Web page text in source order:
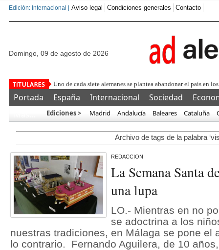
Edición: Internacional | Aviso legal Condiciones generales Contacto
domingo, 09 de agosto de 2026
La Unión Europea detect
Portada España Internacional Sociedad
Ediciones > Madrid Andalucía Baleares Cataluña
Archivo de tags de la palabra
REDACCION
La Semana Santa
una lupa
LO.- Mientras en no
se adoctrina a los
nuestras tradiciones, en Málaga se pone el
lo contrario. Fernando Aguilera, de 10